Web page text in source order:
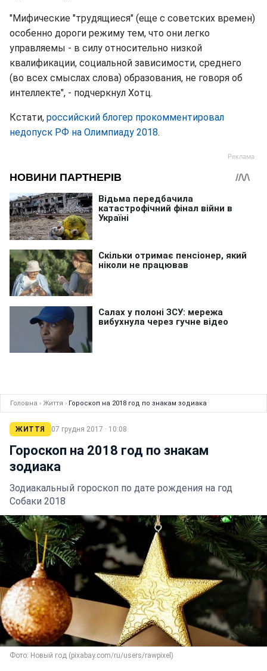
"Мифические "трудящиеся" (еще с советских времен)
особенно дороги режиму тем, что они легко
управляемы - в силу относительно низкой
квалификации, социальной зависимости, среднего
(во всех смыслах слова) образования, не говоря об
интеллекте", - подчеркнул Хотц.
Кстати, российский блогер прокомментировал
недопуск РФ на Олимпиаду 2018.
Головна › Життя › Гороскоп на 2018 год по знакам зодиака
ЖИТТЯ 07 грудня 2017 · 10:08
Гороскоп на 2018 год по знакам
зодиака
Зодиакальный гороскоп по дате рождения на год
Собаки 2018
Фото: Новый год (pixabay.com/ru/users/rawpixel)